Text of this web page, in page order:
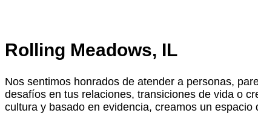
Rolling Meadows, IL
Nos sentimos honrados de atender a personas,
desafíos en tus relaciones, transiciones de vida o
cultura y basado en evidencia, creamos un